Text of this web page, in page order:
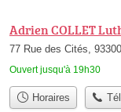
Adrien COLLET
77 Rue des Cités,
Ouvert jusqu'à 19h30
Horaires